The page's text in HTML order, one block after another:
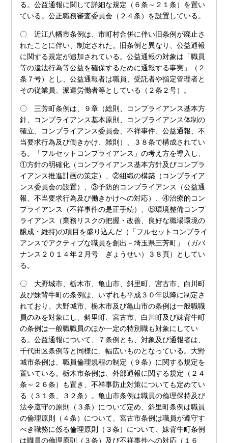
る。公益通報に関して詳細な規定（６条～２１条）を置い
ている。公正職務審査委員会（２４条）を設置している。
〇 近江八幡市条例は、市町村合併に伴い旧条例が廃止さ
れたことに伴い、制定された。旧条例と異なり、公益通報
に関する規定が追加されている。公益通報の対象は「職員
等の違法行為等公益を確保するために通報する事実」（２
条７号）とし、公益通報者は職員、受託者や指定管理者と
その従業員、派遣労働者等としている（２条２号）。
〇 三芳町条例は、９章（総則、コンプライアンス基本方
針、コンプライアンス基本原則、コンプライアンス体制の
確立、コンプライアンス委員会、不祥事件、公益通報、不
当要求行為及び働きかけ、雑則）、３８条で構成されてい
る。「フルセットコンプライアンス」の考え方を導入し、
①方針の明確化（コンプライアンス基本方針及びコンプラ
イアンス推進計画の策定）、②組織の構築（コンプライア
ンス委員会の設置）、③予防的コンプライアンス（公益通
報、不当要求行為及び働きかけへの対応）、④治療的コン
プライアンス（不祥事件の是正手続）、⑤環境整備コンプ
ライアンス（業務リスクの把握・改善、良好な職場環境の
醸成・維持)の項目を盛り込んだ（「フルセットコンプライ
アンスでアクティブな職員を創出－埼玉県三芳町」（ガバ
ナンス２０１４年２月号 ぎょうせい）３８頁）としてい
る。
〇 大野城市、栃木市、亀山市、斜里町、宮古市、白川町
及び妹背牛町の条例は、いずれも平成３０年以降に制定さ
れており、大野城市、栃木市及び亀山市の条例は一般職職
員のみを対象にし、斜里町、宮古市、白川町及び妹背牛町
の条例は一般職職員のほか一定の特別職も対象にしてい
る。公益通報について、７条例とも、対象及び通報者は、
千代田区条例等と同様に、幅広いものとなっている。大野
城市条例は、職員倫理規程の制定（９条）に関する規定を
置いている。栃木市条例は、外部通報に関する規定（２４
条～２６条）も置き、不祥事防止対策についても定めてい
る（３１条、３２条）。亀山市条例は職員の倫理保持及び
法令遵守の原則（３条）について定め、斜里町条例は職員
の倫理原則（４条）について、宮古市条例は職員が遵守す
べき職務に係る倫理原則（３条）について、妹背牛町条例
は職員の倫理原則（３条）及び不祥事件への対応（１６